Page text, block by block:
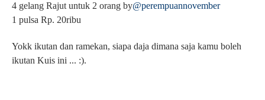
4 gelang Rajut untuk 2 orang by@perempuannovember
1 pulsa Rp. 20ribu
Yokk ikutan dan ramekan, siapa daja dimana saja kamu boleh
ikutan Kuis ini ... :).